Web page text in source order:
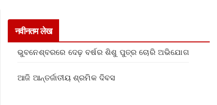
नवीनतम लेख
ଭୁବନେଶ୍ବରରେ ଦେଢ଼ ବର୍ଷର ଶିଶୁ ପୁତ୍ର ଚୋରି ଅଭିଯୋଗ
ଆଜି ଆନ୍ତର୍ଜାତୀୟ ଶ୍ରମିକ ଦିବସ